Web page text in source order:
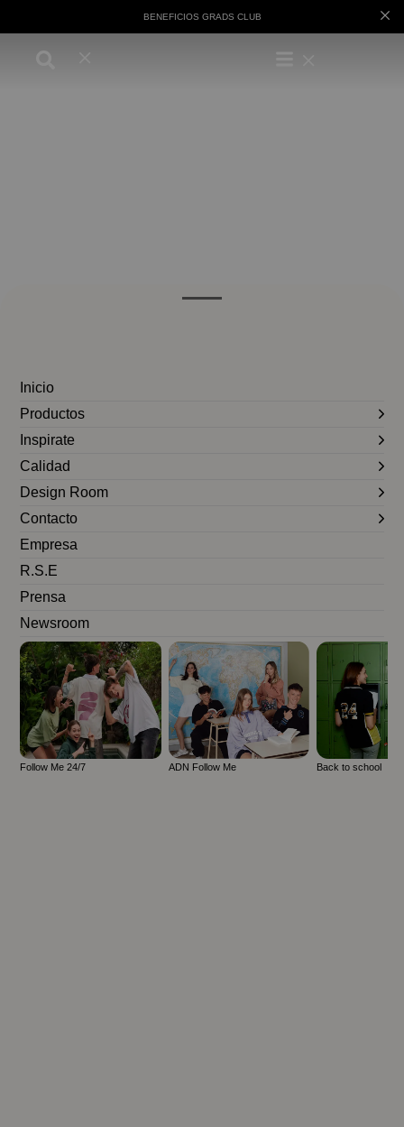
BENEFICIOS GRADS CLUB
Inicio
Productos
Inspirate
Calidad
Design Room
Contacto
Empresa
R.S.E
Prensa
Newsroom
Follow Me 24/7 ADN Follow Me Back to school